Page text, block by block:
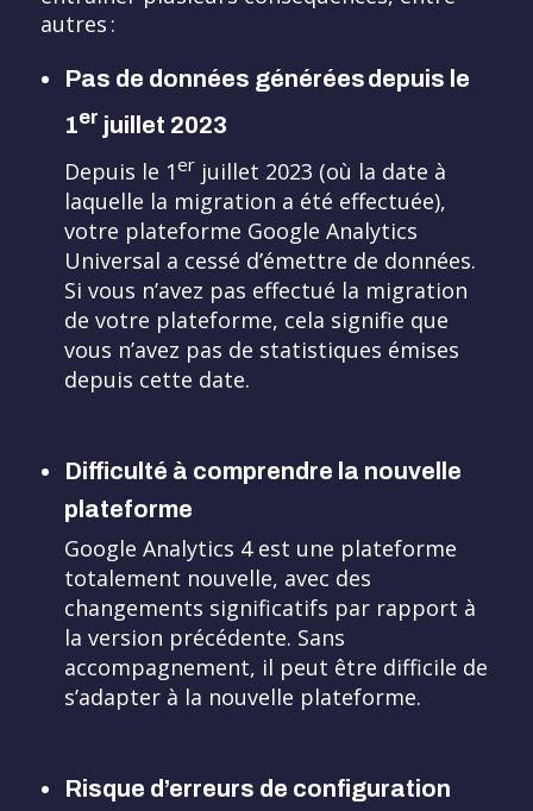
autres :
Pas de données générées depuis le
1er juillet 2023
Depuis le 1er juillet 2023 (où la date à
laquelle la migration a été effectuée),
votre plateforme Google Analytics
Universal a cessé d’émettre de données.
Si vous n’avez pas effectué la migration
de votre plateforme, cela signifie que
vous n’avez pas de statistiques émises
depuis cette date.
Difficulté à comprendre la nouvelle
plateforme
Google Analytics 4 est une plateforme
totalement nouvelle, avec des
changements significatifs par rapport à
la version précédente. Sans
accompagnement, il peut être difficile de
s’adapter à la nouvelle plateforme.
Risque d’erreurs de configuration